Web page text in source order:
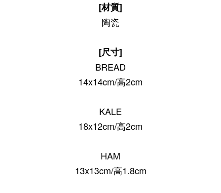
[材質]
陶瓷
[尺寸]
BREAD
14x14cm/高2cm
KALE
18x12cm/高2cm
HAM
13x13cm/高1.8cm